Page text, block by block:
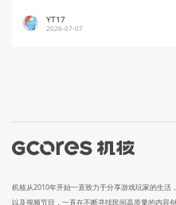
YT17
2026-07-07
机核从2010年开始一直致力于分享游戏玩家的生
以及视频节目，一直在不断寻找民间高质量的内容创